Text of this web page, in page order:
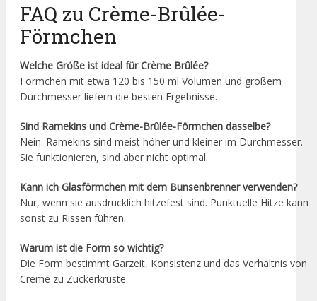
FAQ zu Crème-Brûlée-
Förmchen
Welche Größe ist ideal für Crème Brûlée?
Förmchen mit etwa 120 bis 150 ml Volumen und großem
Durchmesser liefern die besten Ergebnisse.
Sind Ramekins und Crème-Brûlée-Förmchen dasselbe?
Nein. Ramekins sind meist höher und kleiner im Durchmesser.
Sie funktionieren, sind aber nicht optimal.
Kann ich Glasförmchen mit dem Bunsenbrenner verwenden?
Nur, wenn sie ausdrücklich hitzefest sind. Punktuelle Hitze kann
sonst zu Rissen führen.
Warum ist die Form so wichtig?
Die Form bestimmt Garzeit, Konsistenz und das Verhältnis von
Creme zu Zuckerkruste.